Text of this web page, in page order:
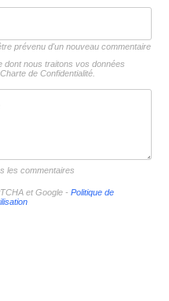
prévenu d'un nouveau commentaire
dont nous traitons vos données
Charte de Confidentialité.
les commentaires
et Google - Politique de